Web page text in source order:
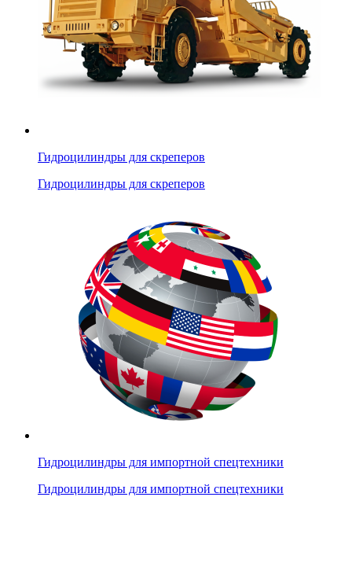
Гидроцилиндры для скреперов
Гидроцилиндры для скреперов
Гидроцилиндры для импортной спецтехники
Гидроцилиндры для импортной спецтехники